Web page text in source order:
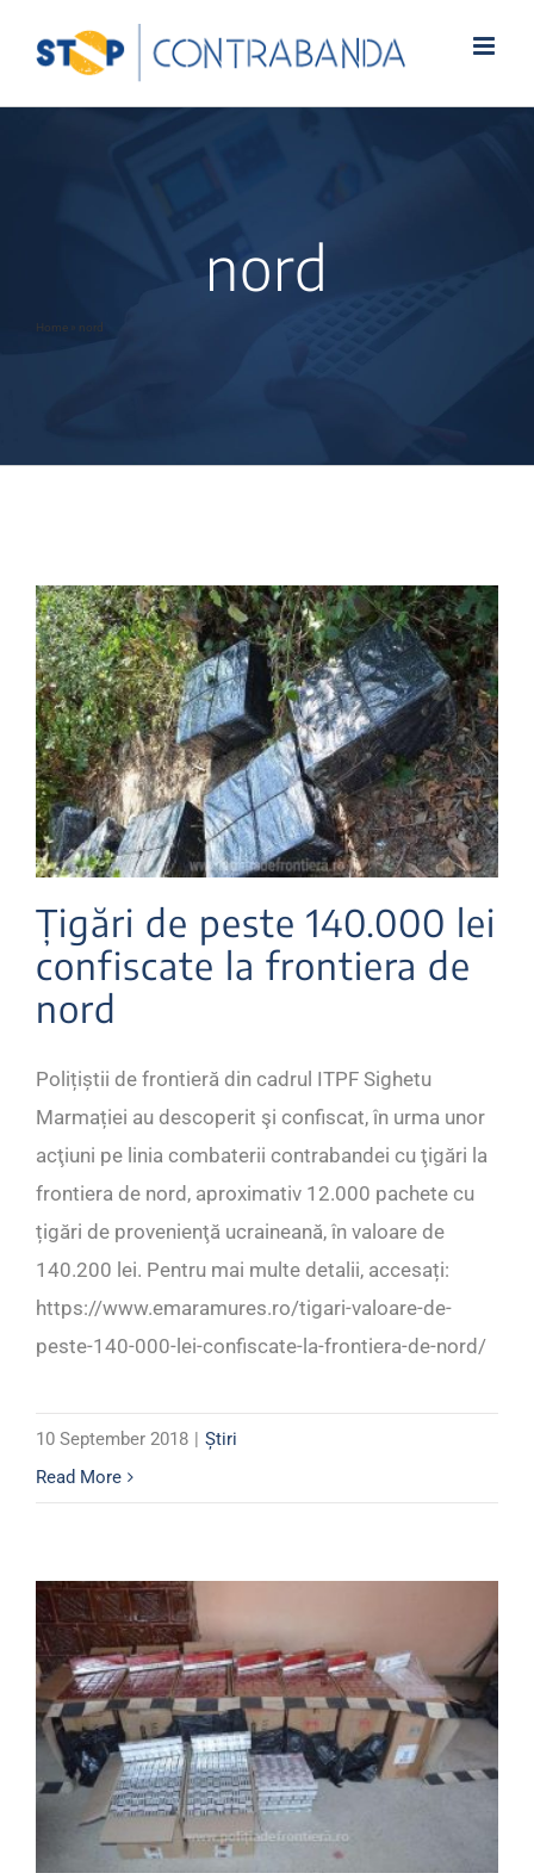
nord
Home » nord
Țigări de peste 140.000 lei
confiscate la frontiera de
nord
Polițiștii de frontieră din cadrul ITPF Sighetu
Marmației au descoperit şi confiscat, în urma unor
acţiuni pe linia combaterii contrabandei cu ţigări la
frontiera de nord, aproximativ 12.000 pachete cu
țigări de provenienţă ucraineană, în valoare de
140.200 lei. Pentru mai multe detalii, accesați:
https://www.emaramures.ro/tigari-valoare-de-
peste-140-000-lei-confiscate-la-frontiera-de-nord/
10 September 2018 | Știri
Read More